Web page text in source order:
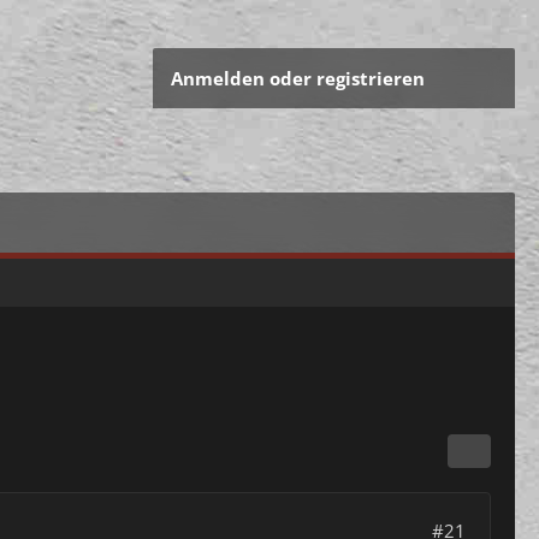
Anmelden oder registrieren
#21